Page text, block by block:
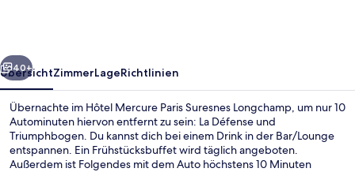
Weiter
40+
ÜbersichtZimmerLageRichtlinien
Übernachte im Hôtel Mercure Paris Suresnes Longchamp, um nur 10
Autominuten hiervon entfernt zu sein: La Défense und
Triumphbogen. Du kannst dich bei einem Drink in der Bar/Lounge
entspannen. Ein Frühstücksbuffet wird täglich angeboten.
Außerdem ist Folgendes mit dem Auto höchstens 10 Minuten